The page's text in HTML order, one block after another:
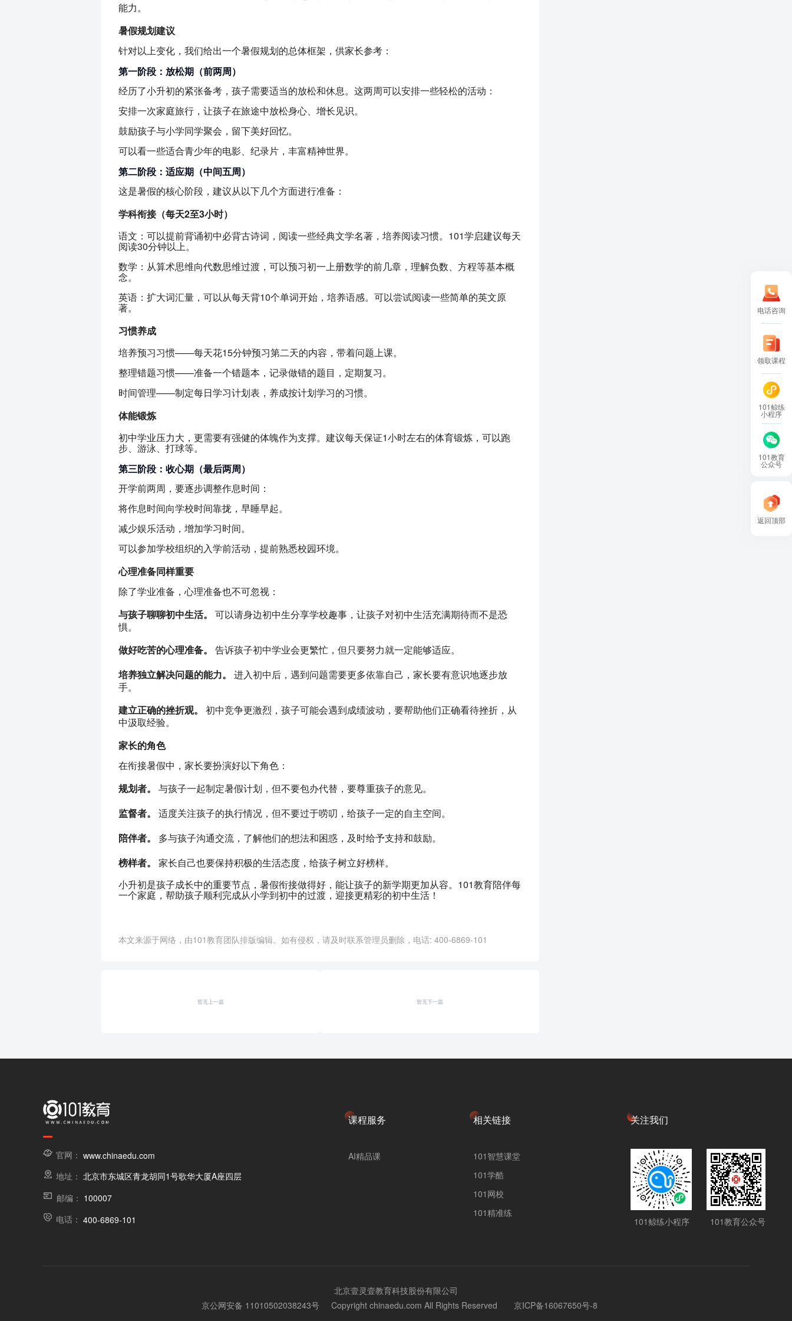
能力。
暑假规划建议
针对以上变化，我们给出一个暑假规划的总体框架，供家长参考：
第一阶段：放松期（前两周）
经历了小升初的紧张备考，孩子需要适当的放松和休息。这两周可以安排一些轻松的活动：
安排一次家庭旅行，让孩子在旅途中放松身心、增长见识。
鼓励孩子与小学同学聚会，留下美好回忆。
可以看一些适合青少年的电影、纪录片，丰富精神世界。
第二阶段：适应期（中间五周）
这是暑假的核心阶段，建议从以下几个方面进行准备：
学科衔接（每天2至3小时）
语文：可以提前背诵初中必背古诗词，阅读一些经典文学名著，培养阅读习惯。101学启建议每天
阅读30分钟以上。
数学：从算术思维向代数思维过渡，可以预习初一上册数学的前几章，理解负数、方程等基本概
念。
英语：扩大词汇量，可以从每天背10个单词开始，培养语感。可以尝试阅读一些简单的英文原
著。
习惯养成
培养预习习惯——每天花15分钟预习第二天的内容，带着问题上课。
整理错题习惯——准备一个错题本，记录做错的题目，定期复习。
时间管理——制定每日学习计划表，养成按计划学习的习惯。
体能锻炼
初中学业压力大，更需要有强健的体魄作为支撑。建议每天保证1小时左右的体育锻炼，可以跑
步、游泳、打球等。
第三阶段：收心期（最后两周）
开学前两周，要逐步调整作息时间：
将作息时间向学校时间靠拢，早睡早起。
减少娱乐活动，增加学习时间。
可以参加学校组织的入学前活动，提前熟悉校园环境。
心理准备同样重要
除了学业准备，心理准备也不可忽视：
与孩子聊聊初中生活。
可以请身边初中生分享学校趣事，让孩子对初中生活充满期待而不是恐
惧。
做好吃苦的心理准备。
告诉孩子初中学业会更繁忙，但只要努力就一定能够适应。
培养独立解决问题的能力。
进入初中后，遇到问题需要更多依靠自己，家长要有意识地逐步放
手。
建立正确的挫折观。
初中竞争更激烈，孩子可能会遇到成绩波动，要帮助他们正确看待挫折，从
中汲取经验。
家长的角色
在衔接暑假中，家长要扮演好以下角色：
规划者。
与孩子一起制定暑假计划，但不要包办代替，要尊重孩子的意见。
监督者。
适度关注孩子的执行情况，但不要过于唠叨，给孩子一定的自主空间。
陪伴者。
多与孩子沟通交流，了解他们的想法和困惑，及时给予支持和鼓励。
榜样者。
家长自己也要保持积极的生活态度，给孩子树立好榜样。
小升初是孩子成长中的重要节点，暑假衔接做得好，能让孩子的新学期更加从容。101教育陪伴每
一个家庭，帮助孩子顺利完成从小学到初中的过渡，迎接更精彩的初中生活！
本文来源于网络，由101教育团队排版编辑。如有侵权，请及时联系管理员删除，电话: 400-6869-101
暂无上一篇 暂无下一篇
官网： www.chinaedu.com
地址： 北京市东城区青龙胡同1号歌华大厦A座四层
邮编： 100007
电话： 400-6869-101
课程服务
AI精品课
相关链接
101智慧课堂
101学酷
101网校
101精准练
关注我们
101鲸练小程序 101教育公众号
北京壹灵壹教育科技股份有限公司
京公网安备 11010502038243号 Copyright chinaedu.com All Rights Reserved 京ICP备16067650号-8
电话咨询
领取课程
101鲸练
小程序
101教育
公众号
返回顶部